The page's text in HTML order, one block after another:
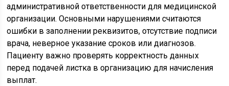
административной ответственности для медицинской
организации. Основными нарушениями считаются
ошибки в заполнении реквизитов, отсутствие подписи
врача, неверное указание сроков или диагнозов.
Пациенту важно проверять корректность данных
перед подачей листка в организацию для начисления
выплат.